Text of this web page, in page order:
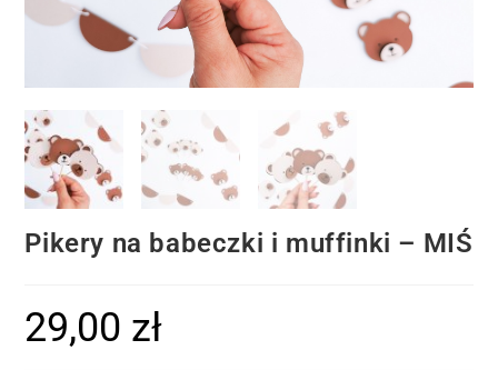
Pikery na babeczki i muffinki – MIŚ
29,00 zł